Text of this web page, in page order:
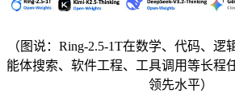
（图说：Ring-2.5-1T在数学、代码、逻
能体搜索、软件工程、工具调用等长程
领先水平）